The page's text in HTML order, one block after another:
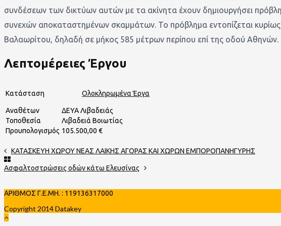
συνδέσεων των δικτύων αυτών με τα ακίνητα έχουν δημιουργήσει
συνεχών αποκαταστημένων σκαμμάτων. Το πρόβλημα εντοπίζεται
Βαλαωρίτου, δηλαδή σε μήκος 585 μέτρων περίπου επί της οδού Αθηνών.
Λεπτομέρειες Έργου
Κατάσταση Ολοκληρωμένα Έργα
Αναθέτων
ΔΕΥΑ Λιβαδειάς
Τοποθεσία
Λιβαδειά Βοιωτίας
Προυπολογισμός 105.500,00 €
ΚΑΤΑΣΚΕΥΗ ΧΩΡΟΥ ΝΕΑΣ ΛΑΙΚΗΣ ΑΓΟΡΑΣ ΚΑΙ ΧΩΡΩΝ ΕΜΠΟΡΟΠΑΝΗΓΥΡΗΣ
Ασφαλτοστρώσεις οδών κάτω Ελευσίνας
ΑΡΙΘΜΟΣ Γ.Ε.ΜΗ. : 119136317000
Copyright 2014 Datakey